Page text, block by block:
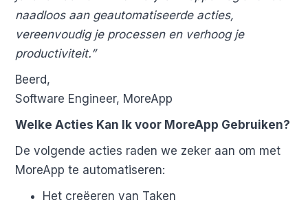
naadloos aan geautomatiseerde acties,
vereenvoudig je processen en verhoog je
productiviteit.”
Beerd,
Software Engineer, MoreApp
Welke Acties Kan Ik voor MoreApp Gebruiken?
De volgende acties raden we zeker aan om met
MoreApp te automatiseren:
Het creëeren van Taken